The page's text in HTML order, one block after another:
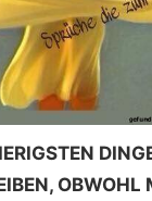
OBWOHL